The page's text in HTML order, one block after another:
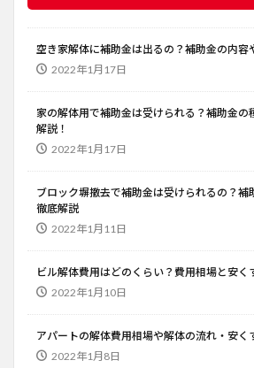
空き家解体に補助金は出るの？補助金の内容
2022年1月17日
家の解体用で補助金は受けられる？補助金の
解説！
2022年1月17日
ブロック塀撤去で補助金は受けられるの？補
徹底解説
2022年1月11日
ビル解体費用はどのくらい？費用相場と安く
2022年1月10日
アパートの解体費用相場や解体の流れ・安く
2022年1月8日